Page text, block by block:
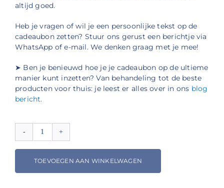
altijd goed.
Heb je vragen of wil je een persoonlijke tekst op de
cadeaubon zetten? Stuur ons gerust een berichtje via
WhatsApp of e-mail. We denken graag met je mee!
➤ Ben je benieuwd hoe je je cadeaubon op de ultieme
manier kunt inzetten? Van behandeling tot de beste
producten voor thuis: je leest er alles over in ons blog
bericht.
Cadeaubon
TOEVOEGEN AAN WINKELWAGEN